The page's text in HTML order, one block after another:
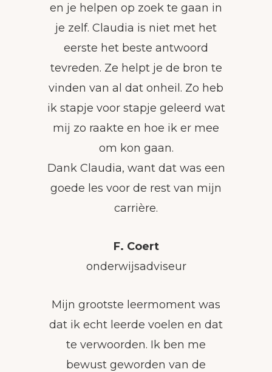
en je helpen op zoek te gaan in
je zelf. Claudia is niet met het
eerste het beste antwoord
tevreden. Ze helpt je de bron te
vinden van al dat onheil. Zo heb
ik stapje voor stapje geleerd wat
mij zo raakte en hoe ik er mee
om kon gaan.
Dank Claudia, want dat was een
goede les voor de rest van mijn
carrière.
F. Coert
onderwijsadviseur
Mijn grootste leermoment was
dat ik echt leerde voelen en dat
te verwoorden. Ik ben me
bewust geworden van de